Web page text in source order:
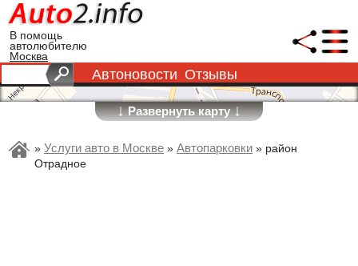
В помощь
автолюбителю
Москва
Автоновости Отзывы
↓Развернуть карту↓
» Услуги авто в Москве » Автопарковки » район
Отрадное